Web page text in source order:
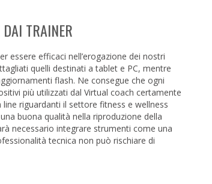
TRAINER
essere efficaci nell’erogazione dei nostri
quelli destinati a tablet e PC, mentre
flash. Ne consegue che ogni
più utilizzati dal Virtual coach certamente
riguardanti il settore fitness e wellness
buona qualità nella riproduzione della
necessario integrare strumenti come una
tecnica non può rischiare di